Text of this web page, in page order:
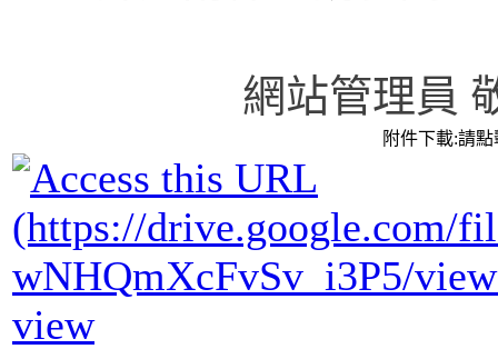
網站管理員 敬
附件下載:請
view